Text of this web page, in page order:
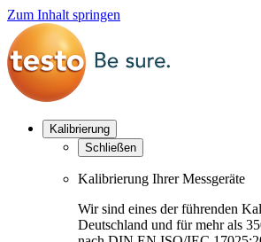
Zum Inhalt springen
Kalibrierung
Schließen
Kalibrierung Ihrer Messgeräte
Wir sind eines der führenden
Deutschland und für mehr als